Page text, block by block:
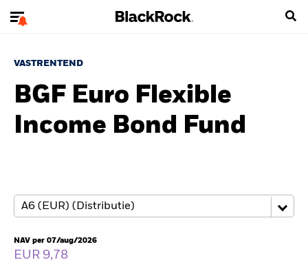
VASTRENTEND
BGF Euro Flexible
Income Bond Fund
NAV per 07/aug/2026
EUR 9,78